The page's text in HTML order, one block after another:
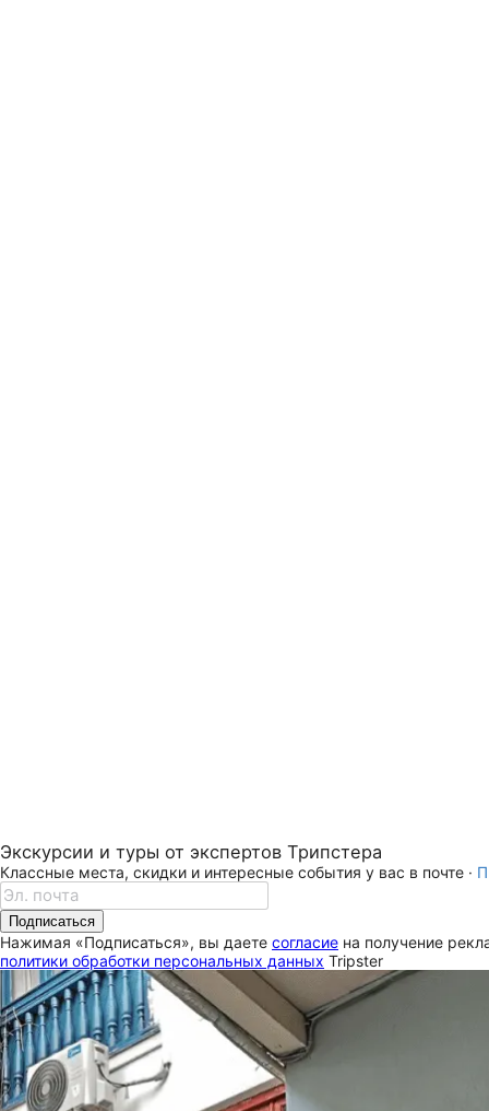
Экскурсии и туры от экспертов Трипстера
Классные места, скидки и интересные события у вас в почте ·
Подписаться
Нажимая «Подписаться», вы даете согласие на получение
политики обработки персональных данных Tripster